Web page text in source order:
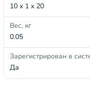
10 x 1 x 20
Вес, кг
0.05
Зарегистрирован в
Да